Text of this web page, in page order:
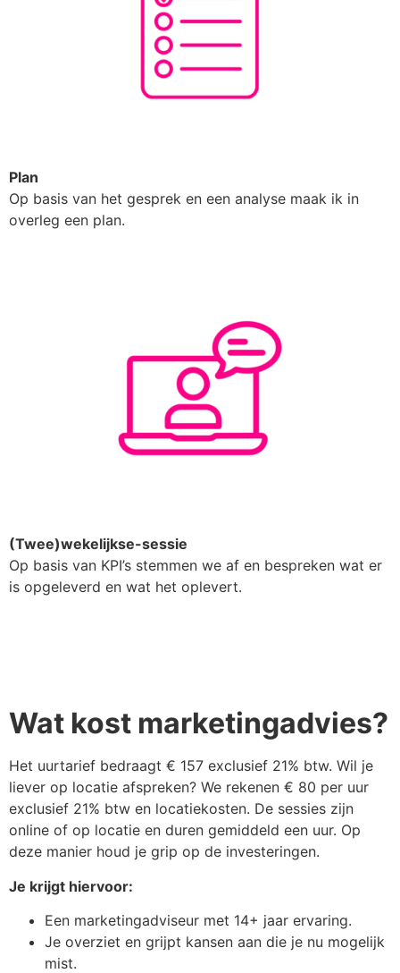
Plan
Op basis van het gesprek en een analyse maak ik in
overleg een plan.
(Twee)wekelijkse-sessie
Op basis van KPI’s stemmen we af en bespreken wat er
is opgeleverd en wat het oplevert.
Wat kost marketingadvies?
Het uurtarief bedraagt € 157 exclusief 21% btw. Wil je
liever op locatie afspreken? We rekenen € 80 per uur
exclusief 21% btw en locatiekosten. De sessies zijn
online of op locatie en duren gemiddeld een uur. Op
deze manier houd je grip op de investeringen.
Je krijgt hiervoor:
Een marketingadviseur met 14+ jaar ervaring.
Je overziet en grijpt kansen aan die je nu mogelijk
mist.